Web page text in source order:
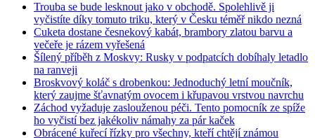
Trouba se bude lesknout jako v obchodě. Spolehlivě ji
vyčistíte díky tomuto triku, který v Česku téměř nikdo nezná
Cuketa dostane česnekový kabát, brambory zlatou barvu a
večeře je rázem vyřešená
Šílený příběh z Moskvy: Rusky v podpatcích dobíhaly letadlo
na ranveji
Broskvový koláč s drobenkou: Jednoduchý letní moučník,
který zaujme šťavnatým ovocem i křupavou vrstvou navrchu
Záchod vyžaduje zaslouženou péči. Tento pomocník ze spíže
ho vyčistí bez jakékoliv námahy za pár kaček
Obrácené kuřecí řízky pro všechny, kteří chtějí známou